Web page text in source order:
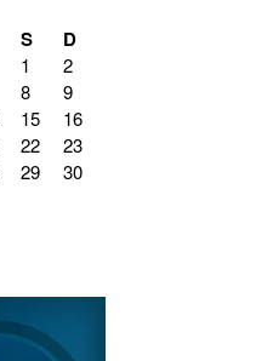
S D
1
2
8
9
15
16
22
23
29
30